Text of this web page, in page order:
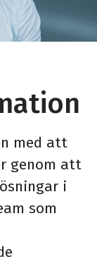
med att
genom att
i
som